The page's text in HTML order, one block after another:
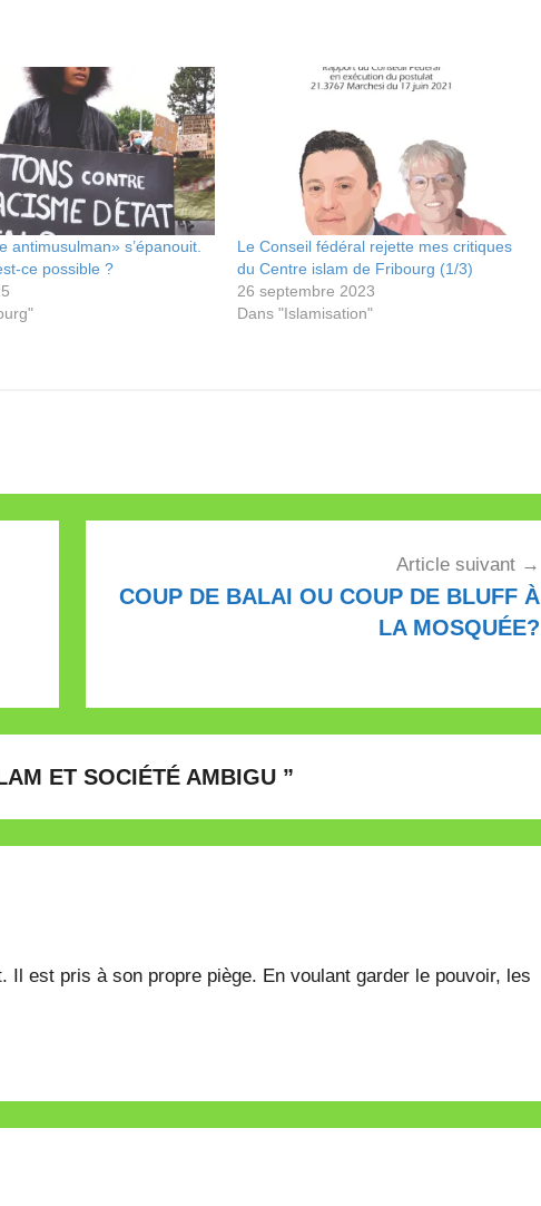
antimusulman» s’épanouit.
ce possible ?
Le Conseil fédéral rejette mes critiques
du Centre islam de Fribourg (1/3)
26 septembre 2023
Dans "Islamisation"
Article suivant
COUP DE BALAI OU COUP DE BLUFF À
LA MOSQUÉE?
ET SOCIÉTÉ AMBIGU ”
Il est pris à son propre piège. En voulant garder le pouvoir, les